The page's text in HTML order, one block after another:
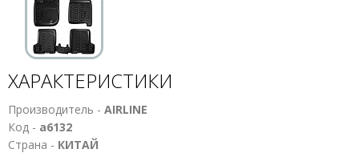
ХАРАКТЕРИСТИКИ
Производитель - AIRLINE
Код - а6132
Страна - КИТАЙ